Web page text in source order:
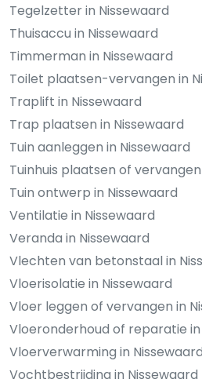
Tegelzetter in Nissewaard
Thuisaccu in Nissewaard
Timmerman in Nissewaard
Toilet plaatsen-vervangen in
Traplift in Nissewaard
Trap plaatsen in Nissewaard
Tuin aanleggen in Nissewaard
Tuinhuis plaatsen of
Tuin ontwerp in Nissewaard
Ventilatie in Nissewaard
Veranda in Nissewaard
Vlechten van betonstaal in
Vloerisolatie in Nissewaard
Vloer leggen of vervangen in
Vloeronderhoud of reparatie in
Vloerverwarming in Nissewaard
Vochtbestrijding in Nissewaard